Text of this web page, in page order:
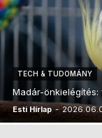
TECH & TUDOMÁNY
Madár-
Esti Hírlap -